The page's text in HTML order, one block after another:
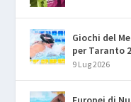
Giochi del
per Taranto
9 Lug 2026